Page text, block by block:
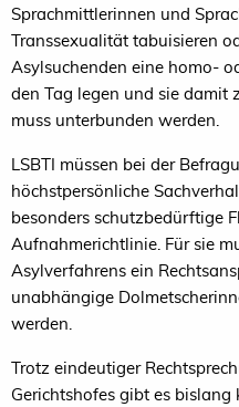
Sprachmittlerinnen und
Transsexualität tabuisieren
Asylsuchenden eine homo-
den Tag legen und sie damit
muss unterbunden werden.
LSBTI müssen bei der
höchstpersönliche
besonders schutzbedürftige
Aufnahmerichtlinie. Für sie
Asylverfahrens ein
unabhängige
werden.
Trotz eindeutiger
Gerichtshofes gibt es